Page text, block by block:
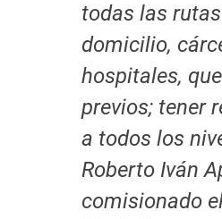
todas las
domicilio,
hospitales,
previos; tener
a todos los
Roberto Iván
comisionado